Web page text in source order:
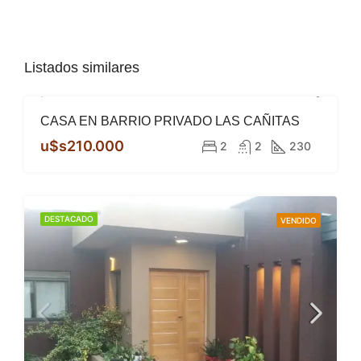
Listados similares
DESTACADO VENTA
CASA EN BARRIO PRIVADO LAS CAÑITAS
u$s210.000 2 2 230
DESTACADO VENDIDO